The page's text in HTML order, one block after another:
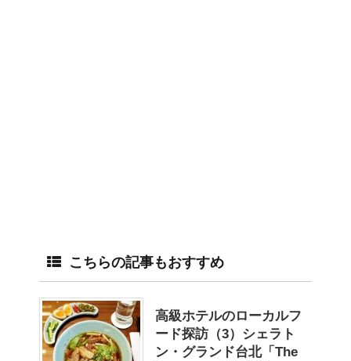
こちらの記事もおすすめ
高級ホテルのローカルフ
ード探訪（3）シェラト
ン・グランド台北「The